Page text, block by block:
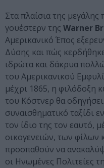
Στα πλαίσια της
γουέστερν της Warner
Αμερικανικό Έπος
Δύσης και πώς
ιδρώτα και δάκρυα
του Αμερικανικού
μέχρι 1865, η φιλόδοξη
του Κόστνερ θα
συναισθηματικό ταξίδι
τον ίδιο της τον εαυτό,
οικογενειών, των φίλων
προσπαθούν να
οι Ηνωμένες Πολιτείες